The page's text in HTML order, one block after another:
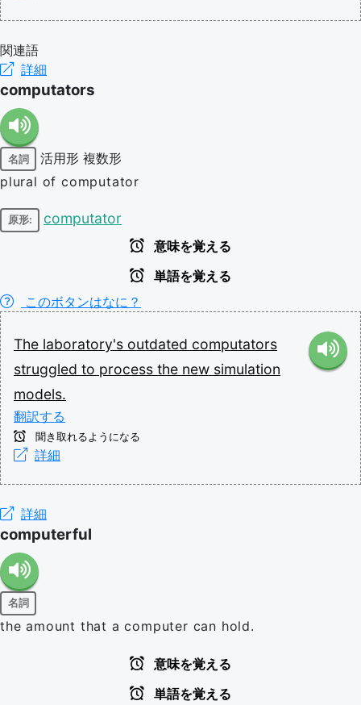
関連語
詳細
computators
名詞 活用形 複数形
plural of computator
原形: computator
意味を覚える
単語を覚える
このボタンはなに？
The laboratory's outdated computators
struggled to process the new simulation
models.
翻訳する
聞き取れるようになる
詳細
詳細
computerful
名詞
the amount that a computer can hold.
意味を覚える
単語を覚える